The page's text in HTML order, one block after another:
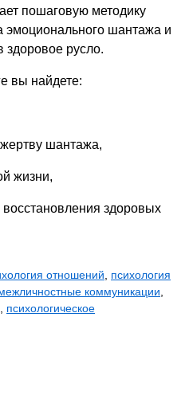
пошаговую методику
эмоционального шантажа и
русло.
вы найдете:
шантажа,
жизни,
здоровых
отношений, психология
коммуникации,
, психологическое